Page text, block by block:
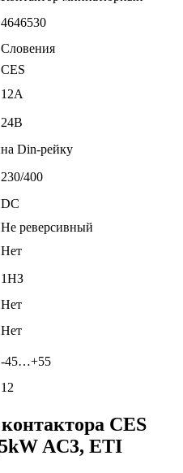
4646530
Словения
CES
12А
24В
на Din-рейку
230/400
DС
Не реверсивный
Нет
1НЗ
Нет
Нет
-45…+55
12
CES
AC3, ETI